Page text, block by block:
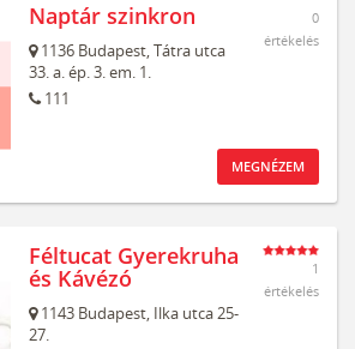
Naptár szinkron
1136 Budapest,Tátra utca
33. a. ép. 3. em. 1.
111
0
értékelés
MEGNÉZEM
Féltucat Gyerekruha
és Kávézó
1143 Budapest, Ilka utca 25-
27.
1
értékelés